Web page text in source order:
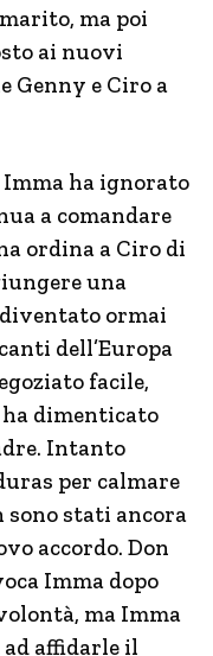
ma poi
ai nuovi
Genny e Ciro a
Imma ha ignorato
a comandare
ordina a Ciro di
una
ormai
dell’Europa
facile,
ha dimenticato
Intanto
per calmare
stati ancora
accordo. Don
Imma dopo
ma Imma
affidarle il